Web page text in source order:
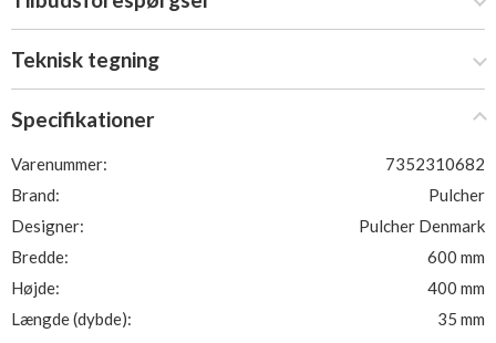
Teknisk tegning
Specifikationer
Varenummer:
7352310682
Brand:
Pulcher
Designer:
Pulcher Denmark
Bredde:
600 mm
Højde:
400 mm
Længde (dybde):
35 mm